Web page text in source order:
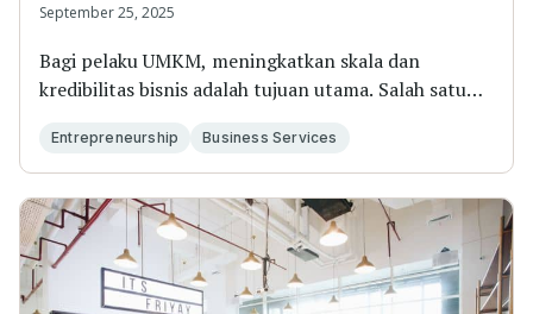
September 25, 2025
Bagi pelaku UMKM, meningkatkan skala dan
kredibilitas bisnis adalah tujuan utama. Salah satu
Entrepreneurship Business Services